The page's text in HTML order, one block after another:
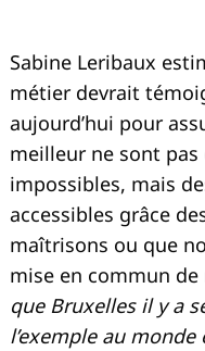
Sabine Leribaux
métier devrait
aujourd’hui pour
meilleur ne sont pas
impossibles, mais
accessibles grâce
maîtrisons ou que
mise en commun de
que Bruxelles il y a
l’exemple au